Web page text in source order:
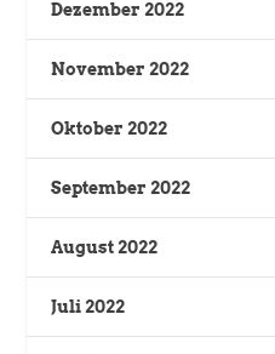
Dezember 2022
November 2022
Oktober 2022
September 2022
August 2022
Juli 2022